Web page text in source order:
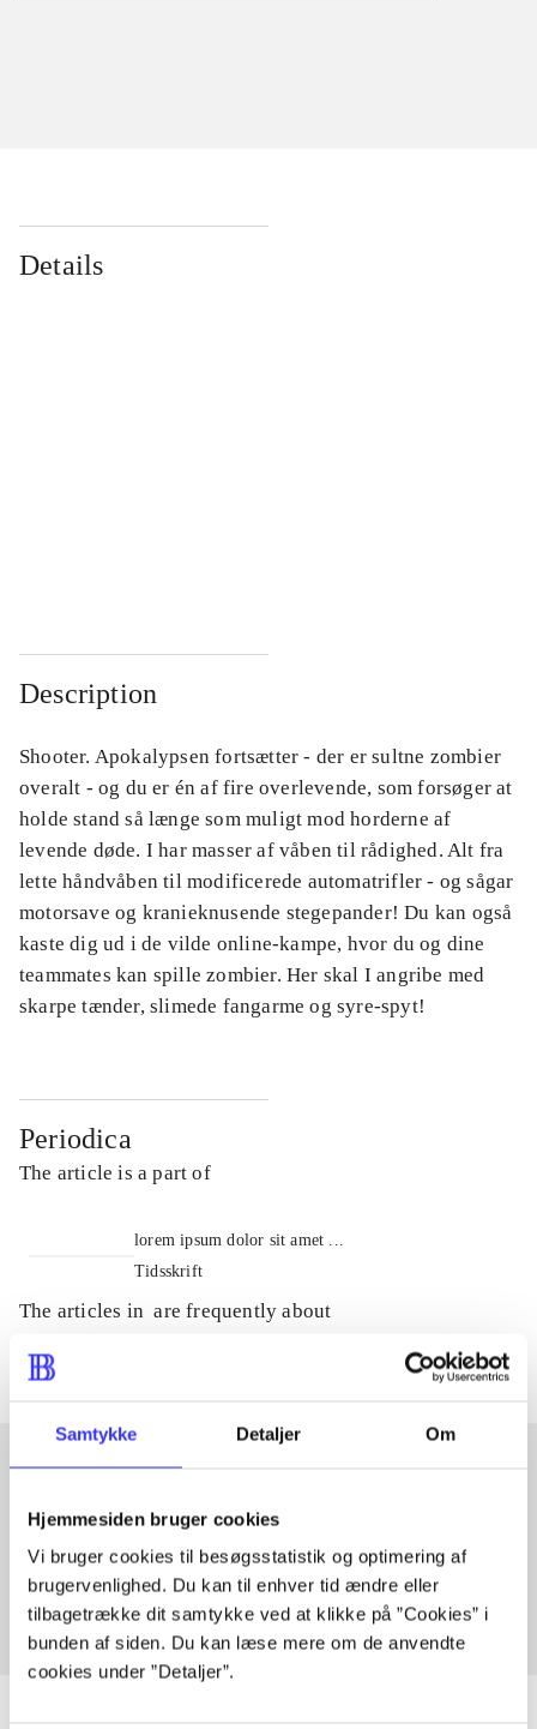
Samtykke Detaljer Om
Hjemmesiden bruger cookies
Vi bruger cookies til besøgsstatistik og optimering af
brugervenlighed. Du kan til enhver tid ændre eller
tilbagetrække dit samtykke ved at klikke på ”Cookies” i
bunden af siden. Du kan læse mere om de anvendte
cookies under ”Detaljer”.
Details
Description
Shooter. Apokalypsen fortsætter - der er sultne zombier
overalt - og du er én af fire overlevende, som forsøger at
holde stand så længe som muligt mod horderne af
levende døde. I har masser af våben til rådighed. Alt fra
lette håndvåben til modificerede automatrifler - og sågar
motorsave og kranieknusende stegepander! Du kan også
kaste dig ud i de vilde online-kampe, hvor du og dine
teammates kan spille zombier. Her skal I angribe med
skarpe tænder, slimede fangarme og syre-spyt!
Periodica
The article is a part of
lorem ipsum dolor sit amet ...
Tidsskrift
The articles in are frequently about
Articles with same topics
In